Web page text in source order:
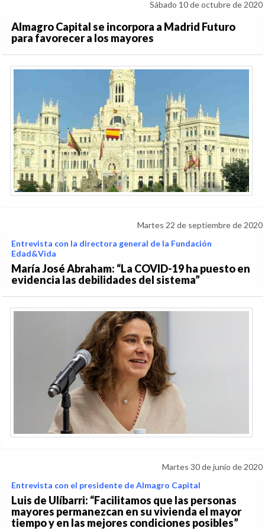
Sábado 10 de octubre de 2020
Almagro Capital se incorpora a Madrid Futuro
para favorecer a los mayores
Martes 22 de septiembre de 2020
Entrevista con la directora general de la Fundación
Edad&Vida
María José Abraham: “La COVID-19 ha puesto en
evidencia las debilidades del sistema”
Martes 30 de junio de 2020
Entrevista con el presidente de Almagro Capital
Luis de Ulíbarri: “Facilitamos que las personas
mayores permanezcan en su vivienda el mayor
tiempo y en las mejores condiciones posibles”